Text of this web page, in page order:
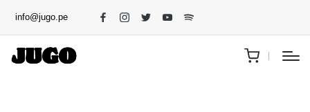
info@jugo.pe